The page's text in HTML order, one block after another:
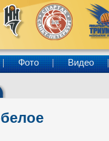
Фото Видео